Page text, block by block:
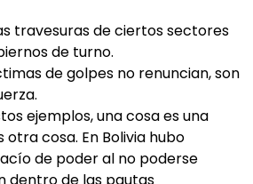
travesuras de ciertos sectores
de turno.
de golpes no renuncian, son
ejemplos, una cosa es una
cosa. En Bolivia hubo
de poder al no poderse